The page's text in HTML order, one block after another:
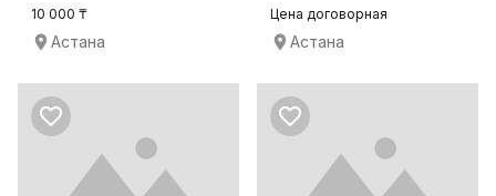
10 000 ₸
Астана
Цена договорная
Астана